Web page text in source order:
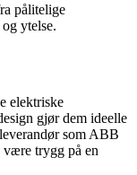
pålitelige
ytelse.
elektriske
gjør dem ideelle
som ABB
være trygg på en